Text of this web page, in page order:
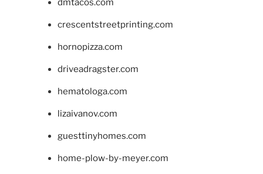
dmtacos.com
crescentstreetprinting.com
hornopizza.com
driveadragster.com
hematologa.com
lizaivanov.com
guesttinyhomes.com
home-plow-by-meyer.com